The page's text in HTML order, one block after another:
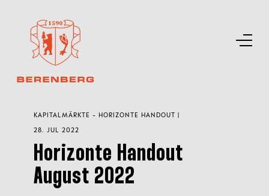
KAPITALMÄRKTE - HORIZONTE HANDOUT |
28. JUL 2022
Horizonte Handout
August 2022